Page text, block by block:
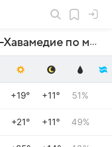
Прогноз погоды в Эль-Хавамедие по месяцам
+19° +11° 51%
+21° +11° 49%